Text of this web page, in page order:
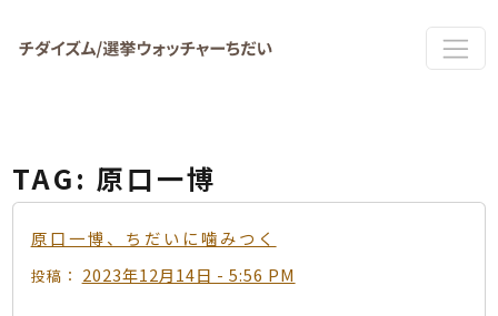
TAG: 原口一博
原口一博、ちだいに噛みつく
投稿： 2023年12月14日 - 5:56 PM